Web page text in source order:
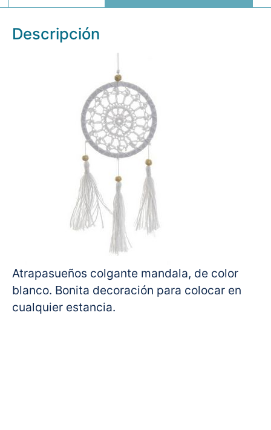
Descripción
Atrapasueños colgante mandala, de color
blanco. Bonita decoración para colocar en
cualquier estancia.